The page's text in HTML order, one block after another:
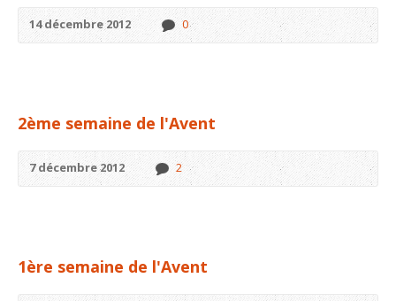
14 décembre 2012 0
2ème semaine de l'Avent
7 décembre 2012 2
1ère semaine de l'Avent